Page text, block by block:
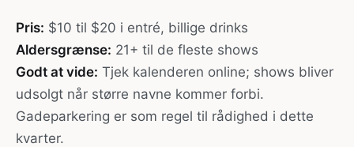
Pris: $10 til $20 i entré, billige drinks
Aldersgrænse: 21+ til de fleste shows
Godt at vide: Tjek kalenderen online; shows bliver
udsolgt når større navne kommer forbi.
Gadeparkering er som regel til rådighed i dette
kvarter.